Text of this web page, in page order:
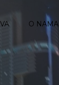
O NAMA